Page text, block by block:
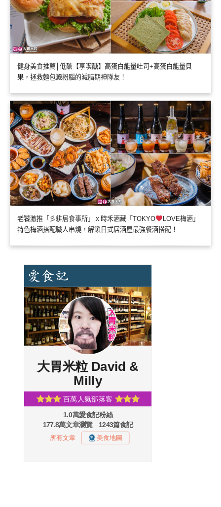
健身美食推薦│低醣【享喫醣】高蛋白能量吐司+高蛋白能量貝
果，拯救麵包澱粉腦的減脂期神隊友！
老饕激推「彡耕居食事所」ｘ時禾酒藏「TOKYO
LOVE梅酒」
特色梅酒搭配職人串燒，解鎖日式居酒屋最強餐酒搭配！